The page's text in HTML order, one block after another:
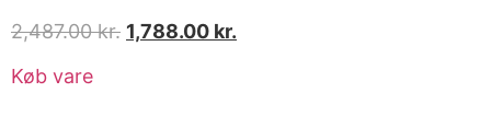
2,487.00kr. 1,788.00 kr.
Køb vare